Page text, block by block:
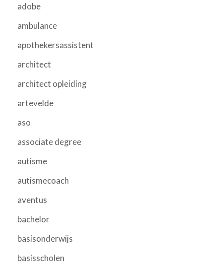
adobe
ambulance
apothekersassistent
architect
architect opleiding
artevelde
aso
associate degree
autisme
autismecoach
aventus
bachelor
basisonderwijs
basisscholen